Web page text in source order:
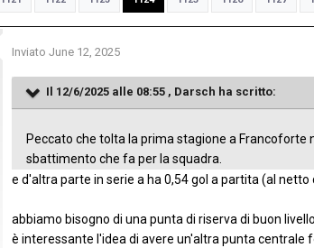
Inviato June 12, 2025
Il 12/6/2025 alle 08:55 , Darsch ha scritto:
Peccato che tolta la prima stagione a
sbattimento che fa per la squadra.
e d'altra parte in serie a ha 0,54 gol a partita (al netto
abbiamo bisogno di una punta di riserva di buon
è interessante l'idea di avere un'altra punta centrale